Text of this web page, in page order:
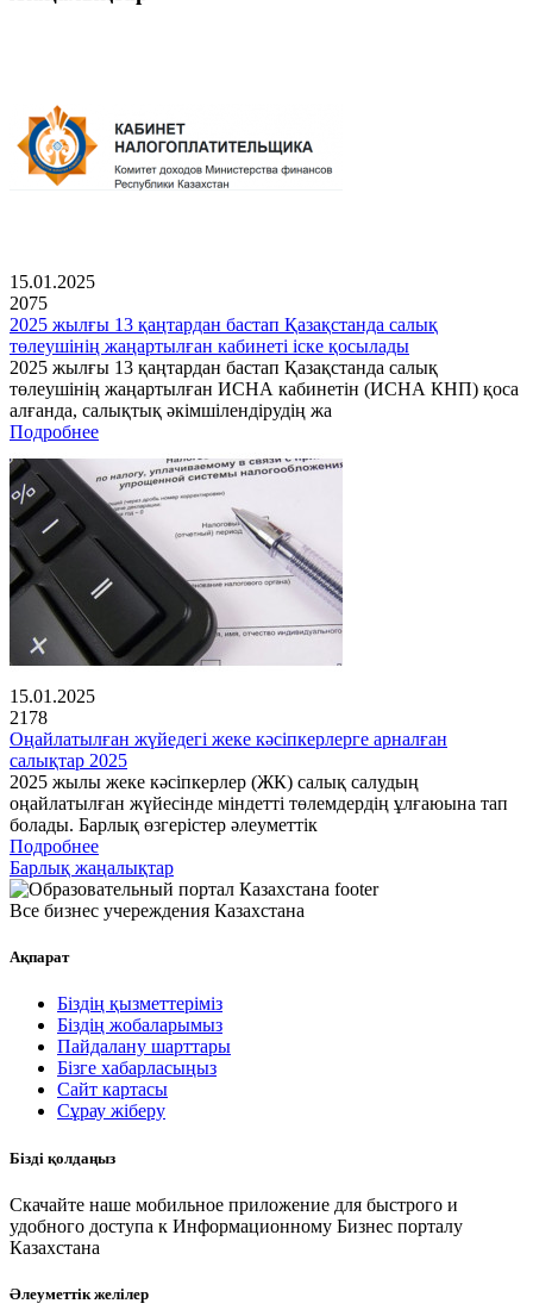
15.01.2025
2075
2025 жылғы 13 қаңтардан бастап Қазақстанда салық
төлеушінің жаңартылған кабинеті іске қосылады
2025 жылғы 13 қаңтардан бастап Қазақстанда салық
төлеушінің жаңартылған ИСНА кабинетін (ИСНА КНП) қоса
алғанда, салықтық әкімшілендірудің жа
Подробнее
15.01.2025
2178
Оңайлатылған жүйедегі жеке кәсіпкерлерге арналған
салықтар 2025
2025 жылы жеке кәсіпкерлер (ЖК) салық салудың
оңайлатылған жүйесінде міндетті төлемдердің ұлғаюына тап
болады. Барлық өзгерістер әлеуметтік
Подробнее
Барлық жаңалықтар
Все бизнес учереждения Казахстана
Ақпарат
Біздің қызметтеріміз
Біздің жобаларымыз
Пайдалану шарттары
Бізге хабарласыңыз
Сайт картасы
Сұрау жіберу
Бізді қолдаңыз
Скачайте наше мобильное приложение для быстрого и
удобного доступа к Информационному Бизнес порталу
Казахстана
Әлеуметтік желілер